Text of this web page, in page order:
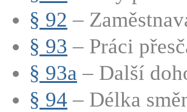
§ 92 –
§ 93 – Práci
§ 93a – Další
§ 94 – Délka